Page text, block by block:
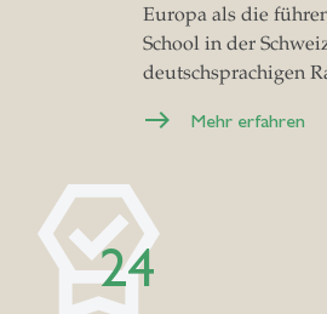
Europa als die
School in der
deutschsprachigen
Mehr erfahren
24